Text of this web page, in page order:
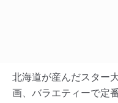
北海道が産んだスター
画、バラエティーで定